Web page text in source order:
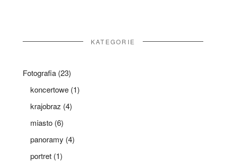
KATEGORIE
Fotografia (23)
koncertowe (1)
krajobraz (4)
miasto (6)
panoramy (4)
portret (1)